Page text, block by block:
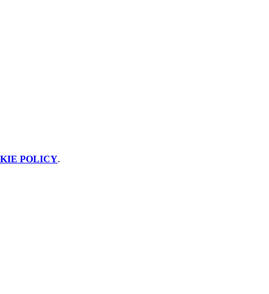
POLICY.